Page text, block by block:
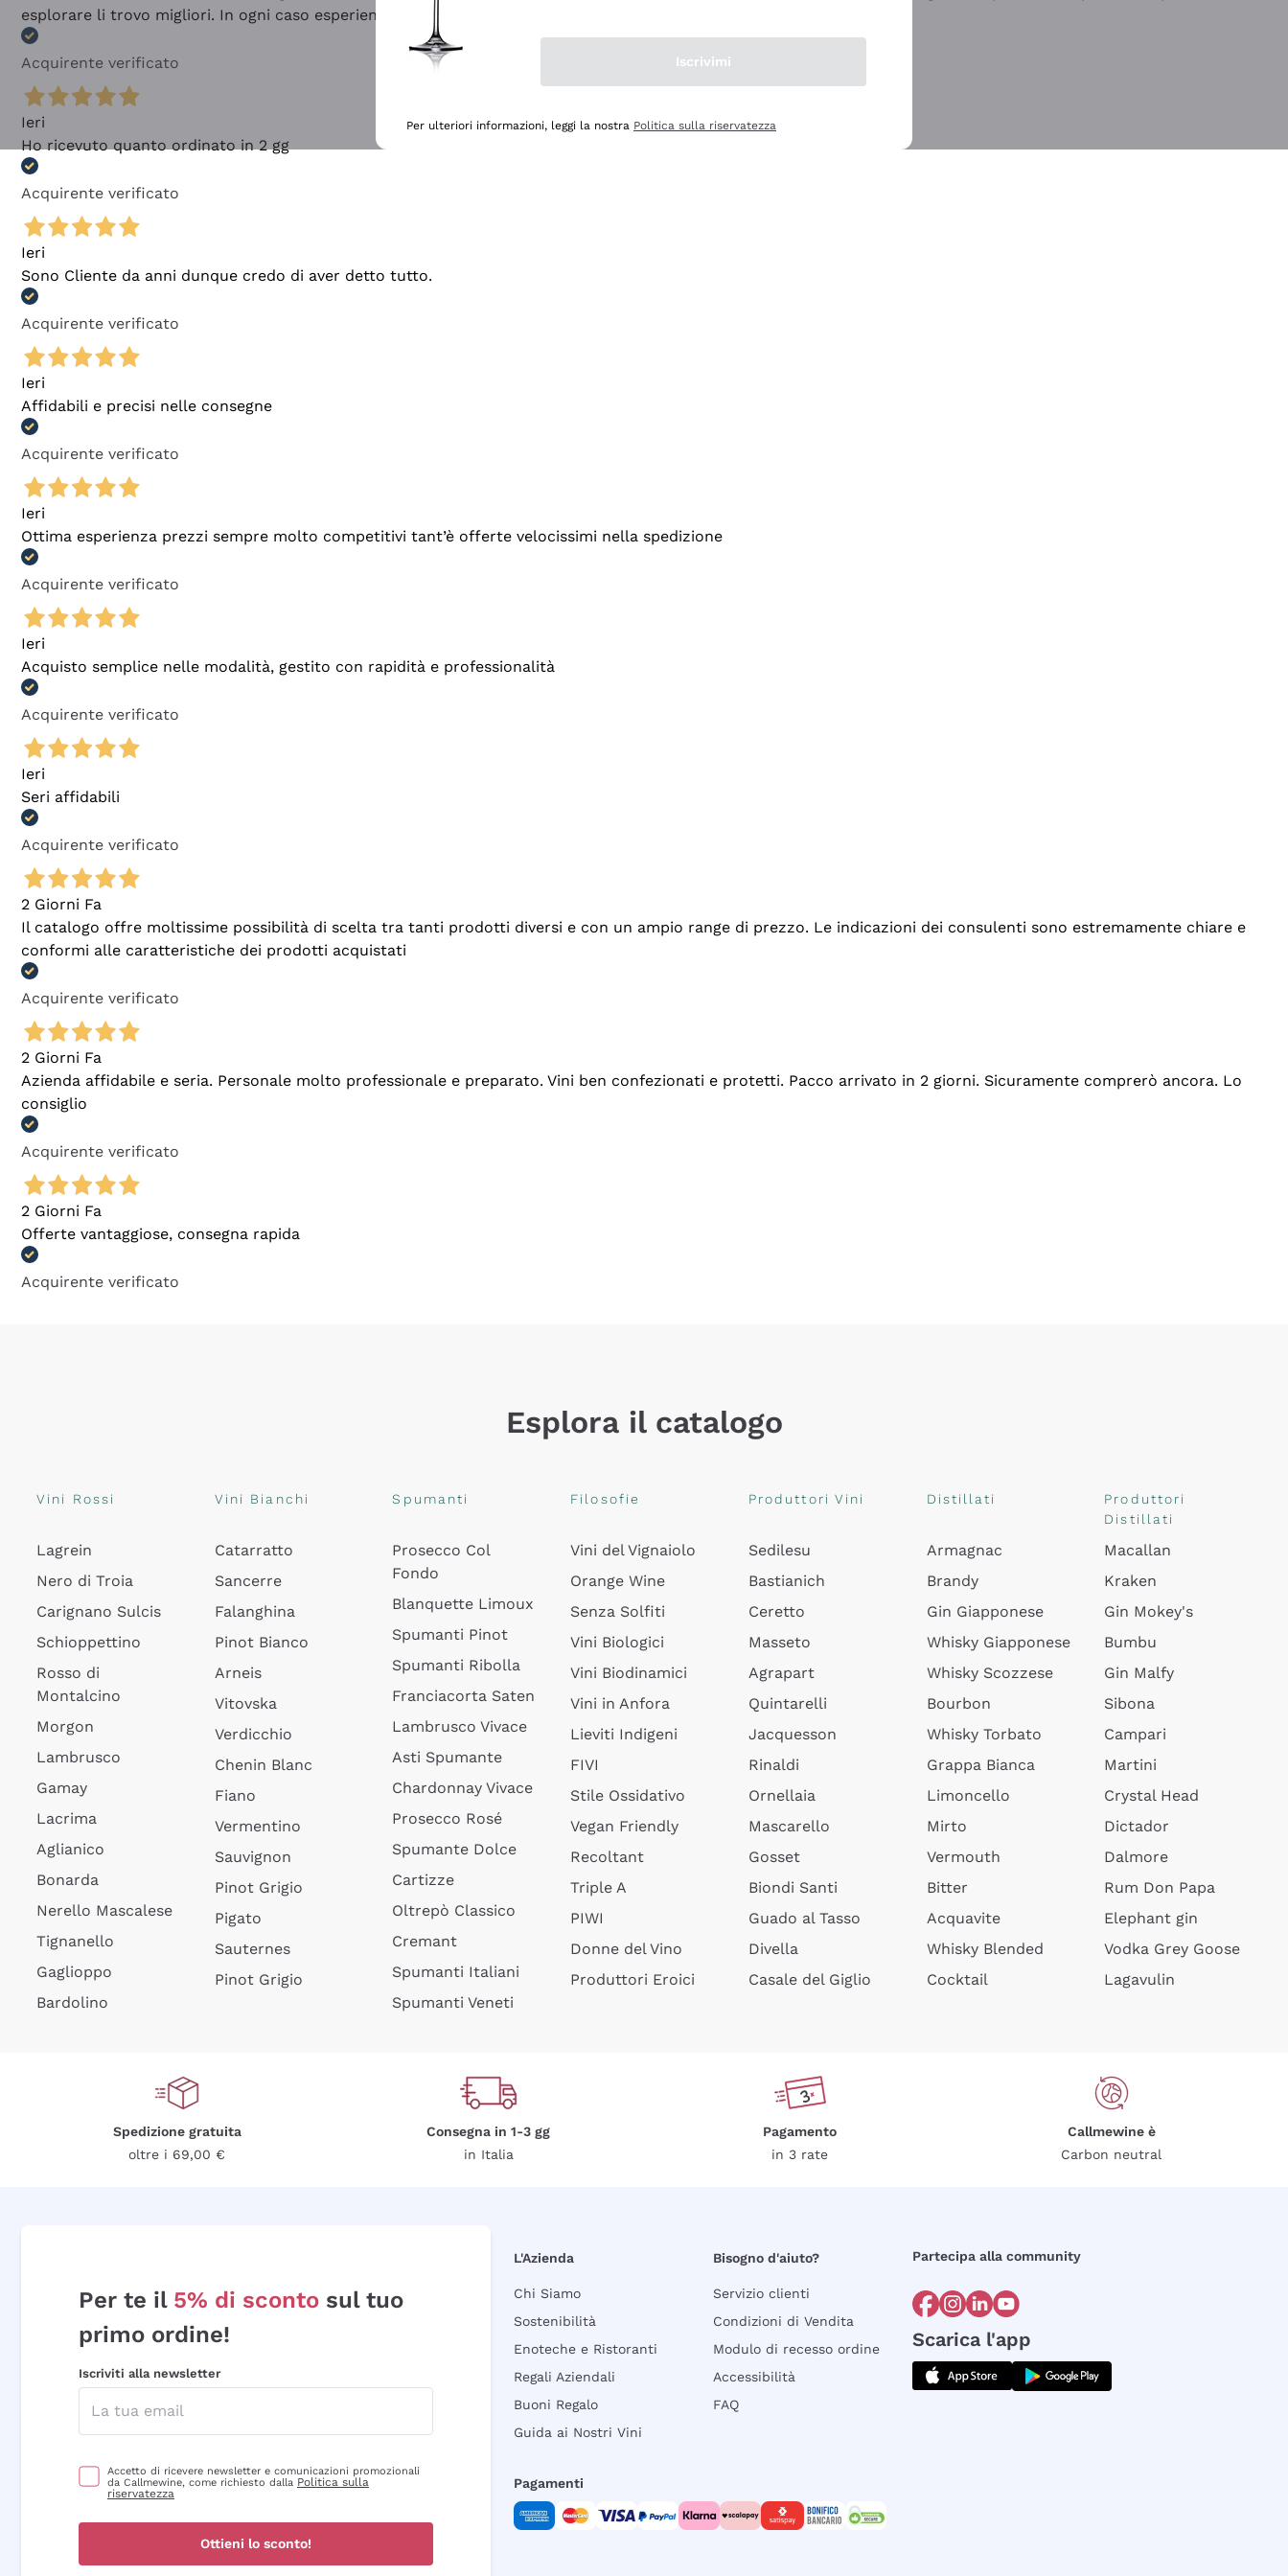
esplorare li trovo migliori. In ogni caso esperienza buona e lo consiglio! 👍
Acquirente verificato
Ieri
Ho ricevuto quanto ordinato in 2 gg
Acquirente verificato
Ieri
Sono Cliente da anni dunque credo di aver detto tutto.
Acquirente verificato
Ieri
Affidabili e precisi nelle consegne
Acquirente verificato
Ieri
Ottima esperienza prezzi sempre molto competitivi tant’è offerte velocissimi nella spedizione
Acquirente verificato
Ieri
Acquisto semplice nelle modalità, gestito con rapidità e professionalità
Acquirente verificato
Ieri
Seri affidabili
Acquirente verificato
2 Giorni Fa
Il catalogo offre moltissime possibilità di scelta tra tanti prodotti diversi e con un ampio range di prezzo. Le indicazioni dei consulenti sono estremamente chiare e
conformi alle caratteristiche dei prodotti acquistati
Acquirente verificato
2 Giorni Fa
Azienda affidabile e seria. Personale molto professionale e preparato. Vini ben confezionati e protetti. Pacco arrivato in 2 giorni. Sicuramente comprerò ancora. Lo
consiglio
Acquirente verificato
2 Giorni Fa
Offerte vantaggiose, consegna rapida
Acquirente verificato
Esplora il catalogo
Vini Rossi
Lagrein
Nero di Troia
Carignano Sulcis
Schioppettino
Rosso di
Montalcino
Morgon
Lambrusco
Gamay
Lacrima
Aglianico
Bonarda
Nerello Mascalese
Tignanello
Gaglioppo
Bardolino
Vini Bianchi
Catarratto
Sancerre
Falanghina
Pinot Bianco
Arneis
Vitovska
Verdicchio
Chenin Blanc
Fiano
Vermentino
Sauvignon
Pinot Grigio
Pigato
Sauternes
Pinot Grigio
Spumanti
Prosecco Col
Fondo
Blanquette Limoux
Spumanti Pinot
Spumanti Ribolla
Franciacorta Saten
Lambrusco Vivace
Asti Spumante
Chardonnay Vivace
Prosecco Rosé
Spumante Dolce
Cartizze
Oltrepò Classico
Cremant
Spumanti Italiani
Spumanti Veneti
Filosofie
Vini del Vignaiolo
Orange Wine
Senza Solfiti
Vini Biologici
Vini Biodinamici
Vini in Anfora
Lieviti Indigeni
FIVI
Stile Ossidativo
Vegan Friendly
Recoltant
Triple A
PIWI
Donne del Vino
Produttori Eroici
Produttori Vini
Sedilesu
Bastianich
Ceretto
Masseto
Agrapart
Quintarelli
Jacquesson
Rinaldi
Ornellaia
Mascarello
Gosset
Biondi Santi
Guado al Tasso
Divella
Casale del Giglio
Distillati
Armagnac
Brandy
Gin Giapponese
Whisky Giapponese
Whisky Scozzese
Bourbon
Whisky Torbato
Grappa Bianca
Limoncello
Mirto
Vermouth
Bitter
Acquavite
Whisky Blended
Cocktail
Produttori
Distillati
Macallan
Kraken
Gin Mokey's
Bumbu
Gin Malfy
Sibona
Campari
Martini
Crystal Head
Dictador
Dalmore
Rum Don Papa
Elephant gin
Vodka Grey Goose
Lagavulin
Spedizione gratuita
oltre i 69,00 €
Consegna in 1-3 gg
in Italia
Pagamento
in 3 rate
Callmewine è
Carbon neutral
Per te il 5% di sconto sul tuo
primo ordine!
Iscriviti alla newsletter
Accetto di ricevere newsletter e comunicazioni promozionali
da Callmewine, come richiesto dalla Politica sulla
riservatezza
Ottieni lo sconto!
L'Azienda
Chi Siamo
Sostenibilità
Enoteche e Ristoranti
Regali Aziendali
Buoni Regalo
Guida ai Nostri Vini
Bisogno d'aiuto?
Servizio clienti
Condizioni di Vendita
Modulo di recesso ordine
Accessibilità
FAQ
Partecipa alla community
Scarica l'app
Pagamenti
Iscrivimi
Per ulteriori informazioni, leggi la nostra Politica sulla riservatezza